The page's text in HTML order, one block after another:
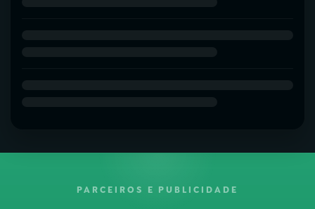
PARCEIROS E PUBLICIDADE